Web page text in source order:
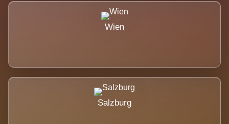
Wien
Salzburg